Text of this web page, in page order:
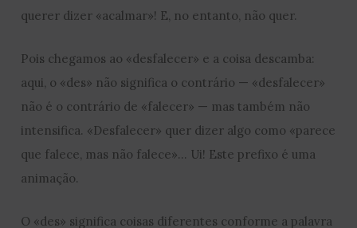
querer dizer «acalmar»! E, no entanto, não quer.
Pois chegamos ao «desfalecer» e a coisa descamba:
aqui, o «des» não significa o contrário — «desfalecer»
não é o contrário de «falecer» — mas também não
intensifica. «Desfalecer» quer dizer algo como «parece
que falece, mas não falece»… Ui! Este prefixo é uma
animação.
O «des» significa coisas diferentes conforme a palavra